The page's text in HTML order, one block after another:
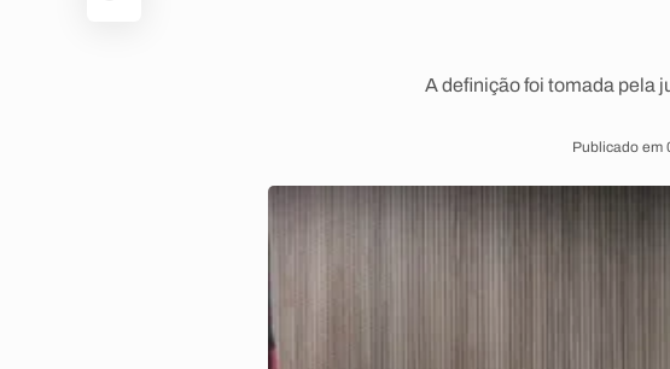
A definição foi tomada pela
Publicado em